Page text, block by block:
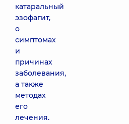
катаральный
эзофагит,
о
симптомах
и
причинах
заболевания,
а также
методах
его
лечения.